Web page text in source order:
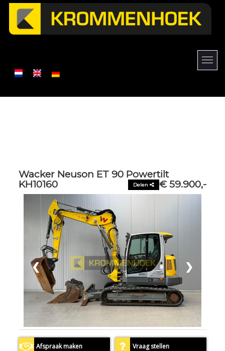
Wacker Neuson ET 90 Powertilt
KH10160
€ 59.900,-
Delen
❮ ❯
Afspraak maken Vraag stellen